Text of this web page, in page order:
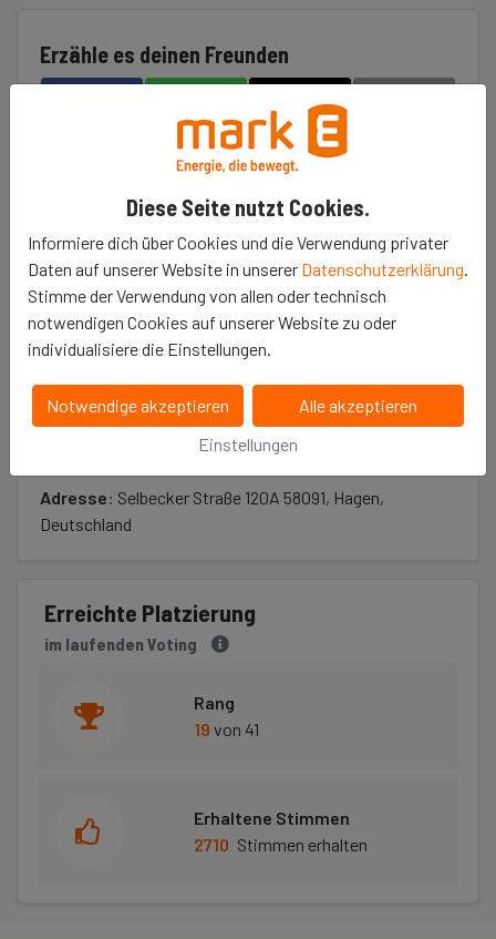
Diese Seite nutzt Cookies.
Informiere dich über Cookies und die Verwendung privater
Daten auf unserer Website in unserer Datenschutzerklärung.
Stimme der Verwendung von allen oder technisch
notwendigen Cookies auf unserer Website zu oder
individualisiere die Einstellungen.
Notwendige akzeptieren
Alle akzeptieren
Einstellungen
Erzähle es deinen Freunden
Erreichte Platzierung
im laufenden Voting
Rang
19von 41
Erhaltene Stimmen
2710 Stimmen erhalten
Projekt unterstützen
Das Projekt ist bereits beendet.
Infos
Adresse: Selbecker Straße 120A 58091, Hagen,
Deutschland